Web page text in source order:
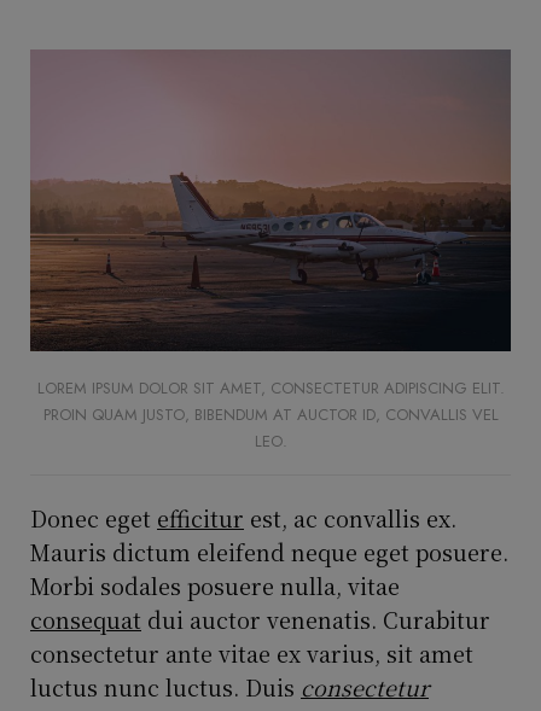
LOREM IPSUM DOLOR SIT AMET, CONSECTETUR ADIPISCING ELIT.
PROIN QUAM JUSTO, BIBENDUM AT AUCTOR ID, CONVALLIS VEL
LEO.
Donec eget efficitur est, ac convallis ex.
Mauris dictum eleifend neque eget posuere.
Morbi sodales posuere nulla, vitae
consequat dui auctor venenatis. Curabitur
consectetur ante vitae ex varius, sit amet
luctus nunc luctus. Duis consectetur